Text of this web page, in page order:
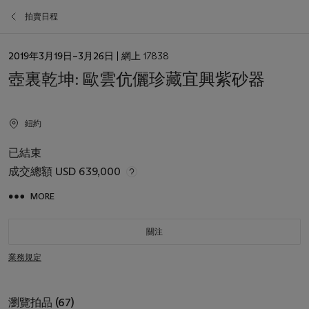
拍賣日程
日
2019年3月19日–3月26日 | 網上 17838
壺裏乾坤: 歐雲伉儷珍藏宜興紫砂器
紐約
已結束
成交總額 USD 639,000
MORE
關注
業務規定
瀏覽拍品 (67)